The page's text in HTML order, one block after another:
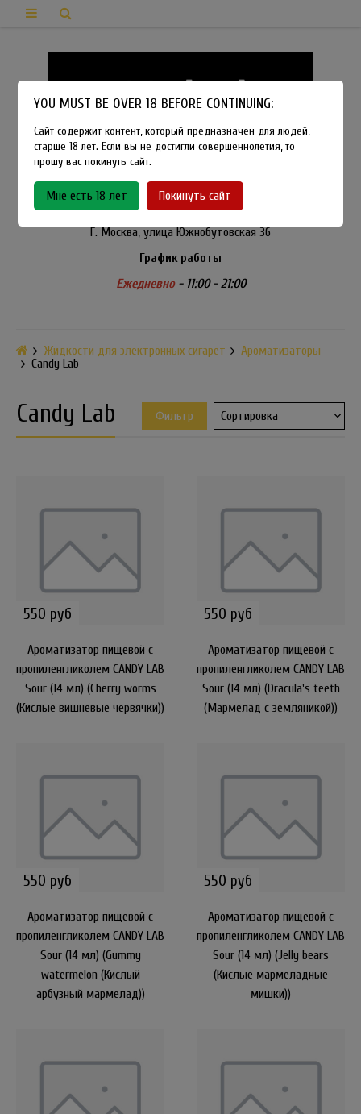
8-915-450-21-92
Розничный магазин Method Vapeshop
Г. Москва, улица Южнобутовская 36
График работы
Ежедневно- 11:00 - 21:00
Жидкости для электронных сигарет
Ароматизаторы
Candy Lab
Candy Lab Фильтр
550 руб
Ароматизатор пищевой с
пропиленгликолем CANDY LAB
Sour (14 мл) (Cherry worms
(Кислые вишневые червячки))
550 руб
Ароматизатор пищевой с
пропиленгликолем CANDY LAB
Sour (14 мл) (Dracula's teeth
(Мармелад с земляникой))
550 руб
Ароматизатор пищевой с
пропиленгликолем CANDY LAB
Sour (14 мл) (Gummy
watermelon (Кислый
арбузный мармелад))
550 руб
Ароматизатор пищевой с
пропиленгликолем CANDY LAB
Sour (14 мл) (Jelly bears
(Кислые мармеладные
мишки))
YOU MUST BE OVER 18 BEFORE CONTINUING:
Сайт содержит контент, который предназначен для людей,
старше 18 лет. Если вы не достигли совершеннолетия, то
прошу вас покинуть сайт.
Мне есть 18 лет Покинуть сайт